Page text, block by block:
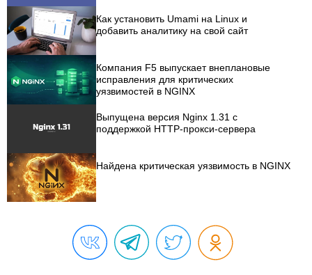
Как установить Umami на Linux и
добавить аналитику на свой сайт
Компания F5 выпускает внеплановые
исправления для критических
уязвимостей в NGINX
Выпущена версия Nginx 1.31 с
поддержкой HTTP-прокси-сервера
Найдена критическая уязвимость в NGINX